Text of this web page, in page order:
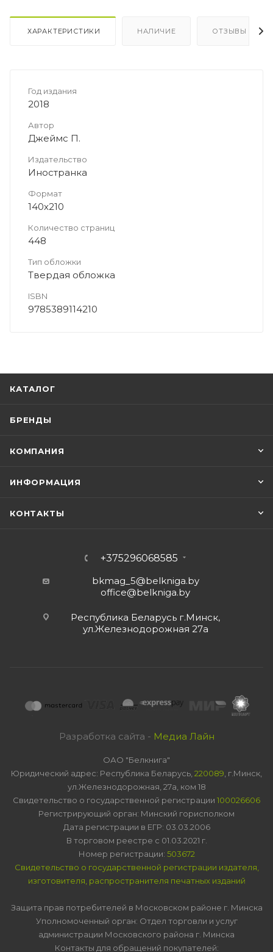
ХАРАКТЕРИСТИКИ НАЛИЧИЕ ОТЗЫВЫ
Год издания
2018
Автор
Джеймс П.
Издательство
Иностранка
Формат
140х210
Количество страниц
448
Тип обложки
Твердая обложка
ISBN
9785389114210
КАТАЛОГ
БРЕНДЫ
КОМПАНИЯ
ИНФОРМАЦИЯ
КОНТАКТЫ
+375296068585
bkmag_5@belkniga.by
office@belkniga.by
Республика Беларусь г.Минск,
ул.Железнодорожная 27а
Разработка сайта - Медиа Лайн
ОАО "Белкнига"
Юридический адрес: Республика Беларусь, 220089 , г.Минск,
ул.Железнодорожная, 27а, ком 18
Свидетельство о государственной регистрации 100026606
Регистрирующий орган: Минский горисполком
Дата регистрации в ЕГР: 03.03.2006
В торговом реестре с 01.03.2021 г.
Номер регистрации: 503672
Свидетельство о государственной регистрации издателя,
изготовителя, распространителя печатных изданий
Защита прав потребителей в Московском районе г. Минска
Уполномоченный орган: Отдел торговли и услуг
администрации Московского района г. Минска
Контакты для обращений покупателей: